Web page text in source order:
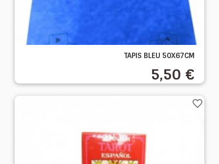
TAPIS BLEU 50X67CM
5,50 €
favorite_border